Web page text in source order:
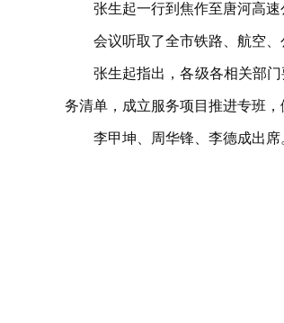
张生起一行到焦作至唐河高
会议听取了全市铁路、航空
张生起指出，各级各相关部
务清单，成立服务项目推进专班
李甲坤、周华锋、李德成出席